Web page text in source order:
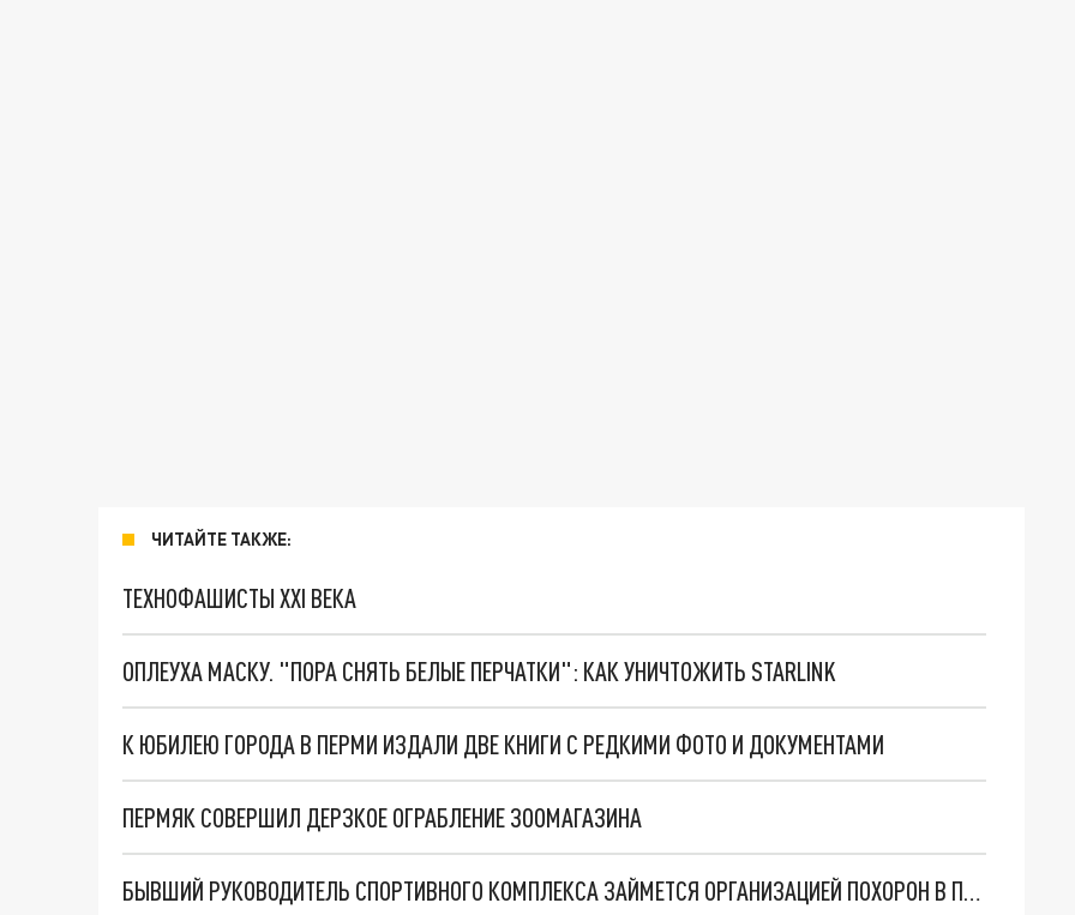
ЧИТАЙТЕ ТАКЖЕ:
ТЕХНОФАШИСТЫ XXI ВЕКА
ОПЛЕУХА МАСКУ. "ПОРА СНЯТЬ БЕЛЫЕ ПЕРЧАТКИ": КАК УНИЧТОЖИТЬ STARLINK
К ЮБИЛЕЮ ГОРОДА В ПЕРМИ ИЗДАЛИ ДВЕ КНИГИ С РЕДКИМИ ФОТО И ДОКУМЕНТАМИ
ПЕРМЯК СОВЕРШИЛ ДЕРЗКОЕ ОГРАБЛЕНИЕ ЗООМАГАЗИНА
БЫВШИЙ РУКОВОДИТЕЛЬ СПОРТИВНОГО КОМПЛЕКСА ЗАЙМЕТСЯ ОРГАНИЗАЦИЕЙ ПОХОРОН В ПЕРМИ